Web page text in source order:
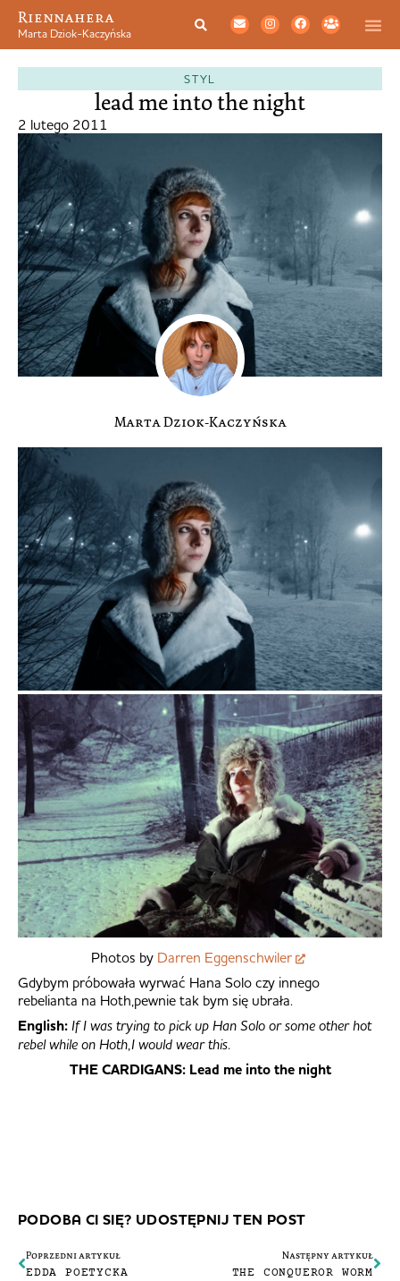
Riennahera
Marta Dziok-Kaczyńska
STYL
lead me into the night
2 lutego 2011
Marta Dziok-Kaczyńska
Photos by Darren Eggenschwiler
Gdybym próbowała wyrwać Hana Solo czy innego
rebelianta na Hoth,pewnie tak bym się ubrała.
English: If I was trying to pick up Han Solo or some other hot
rebel while on Hoth,I would wear this.
THE CARDIGANS: Lead me into the night
PODOBA CI SIĘ? UDOSTĘPNIJ TEN POST
Poprzedni artykuł
EDDA POETYCKA
Następny artykuł
THE CONQUEROR WORM